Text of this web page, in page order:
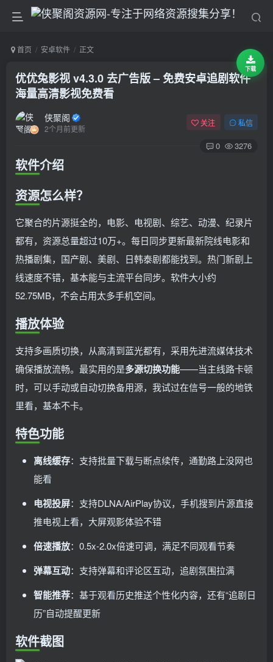
首页 安卓软件 正文
优优兔影视 v4.3.0 去广告版 – 免费安卓追剧软件
海量高清影视免费看
侠聚阁
2个月前更新
关注 私信
0 3276
软件介绍
资源怎么样？
它聚合的片源挺全的，电影、电视剧、综艺、动漫、纪录片
都有，资源总量超过10万+。每日同步更新最新院线电影和
热播剧集，国产剧、美剧、日韩泰剧都能找到。热门新剧上
线速度不错，基本能与主流平台同步。软件大小约
52.75MB，不会占用太多手机空间。
播放体验
支持多画质切换，从高清到蓝光都有，采用先进流媒体技术
确保播放流畅。最实用的是多源切换功能——当主线路卡顿
时，可以手动或自动切换备用源，我试过在信号一般的地铁
里看，基本不卡。
特色功能
离线缓存：支持批量下载与断点续传，通勤路上没网也
能看
电视投屏：支持DLNA/AirPlay协议，手机搜到片源直接
推电视上看，大屏观影体验不错
倍速播放：0.5x-2.0x倍速可调，满足不同观看节奏
弹幕互动：支持弹幕和评论区互动，追剧氛围拉满
智能推荐：基于观看历史推送个性化内容，还有“追剧日
历”自动提醒更新
软件截图
下载